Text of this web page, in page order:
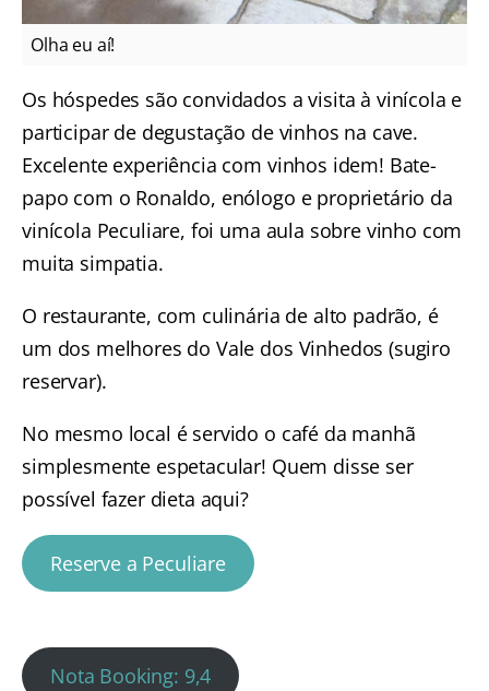
Olha eu aí!
Os hóspedes são convidados a visita à vinícola e
participar de degustação de vinhos na cave.
Excelente experiência com vinhos idem! Bate-
papo com o Ronaldo, enólogo e proprietário da
vinícola Peculiare, foi uma aula sobre vinho com
muita simpatia.
O restaurante, com culinária de alto padrão, é
um dos melhores do Vale dos Vinhedos (sugiro
reservar).
No mesmo local é servido o café da manhã
simplesmente espetacular! Quem disse ser
possível fazer dieta aqui?
Reserve a Peculiare
Nota Booking: 9,4